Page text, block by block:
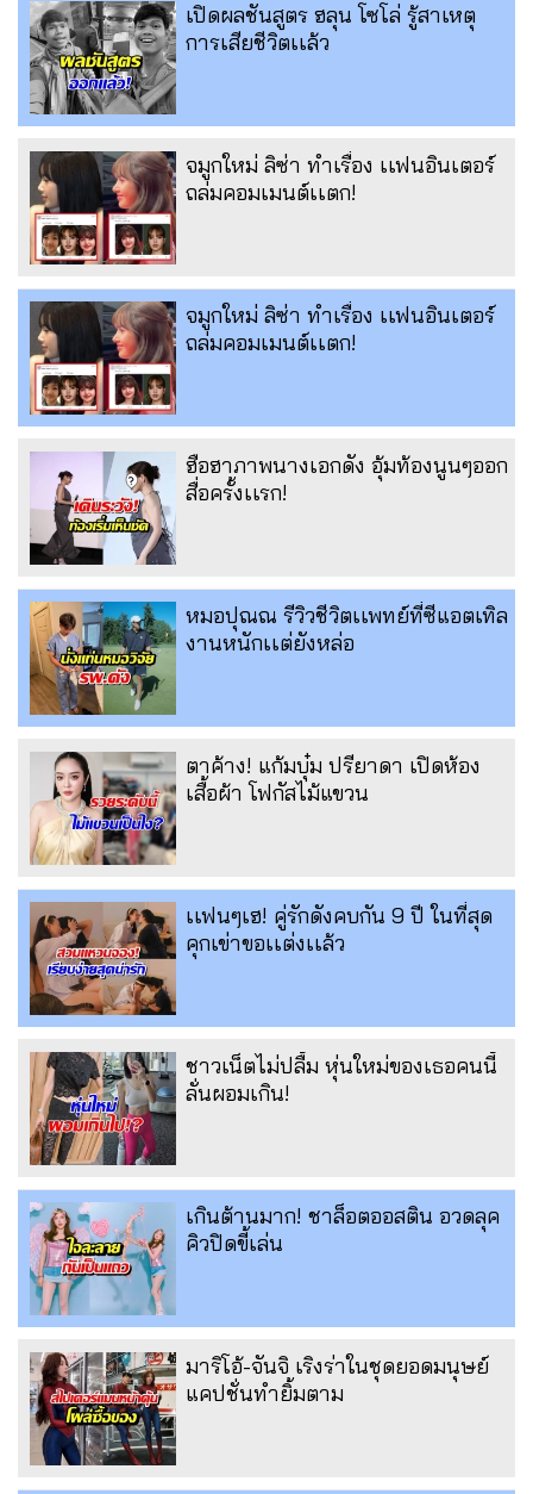
เปิดผลชันสูตร ฮลุน โซโล่ รู้สาเหตุ
การเสียชีวิตเเล้ว
จมูกใหม่ ลิซ่า ทำเรื่อง เเฟนอินเตอร์
ถล่มคอมเมนต์เเตก!
จมูกใหม่ ลิซ่า ทำเรื่อง เเฟนอินเตอร์
ถล่มคอมเมนต์เเตก!
ฮือฮาภาพนางเอกดัง อุ้มท้องนูนๆออก
สื่อครั้งเเรก!
หมอปุณณ รีวิวชีวิตเเพทย์ที่ซีแอตเทิล
งานหนักเเต่ยังหล่อ
ตาค้าง! แก้มบุ๋ม ปรียาดา เปิดห้อง
เสื้อผ้า โฟกัสไม้แขวน
เเฟนๆเฮ! คู่รักดังคบกัน 9 ปี ในที่สุด
คุกเข่าขอเเต่งเเล้ว
ชาวเน็ตไม่ปลื้ม หุ่นใหม่ของเธอคนนี้
ลั่นผอมเกิน!
เกินต้านมาก! ชาล็อตออสติน อวดลุค
คิวปิดขี้เล่น
มาริโอ้-จันจิ เริงร่าในชุดยอดมนุษย์
แคปชั่นทำยิ้มตาม